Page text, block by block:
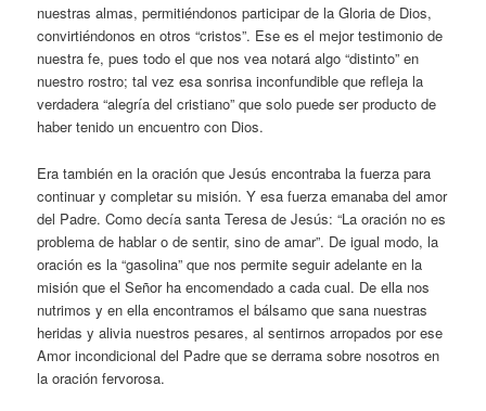
nuestras almas, permitiéndonos participar de la Gloria de Dios,
convirtiéndonos en otros “cristos”. Ese es el mejor testimonio de
nuestra fe, pues todo el que nos vea notará algo “distinto” en
nuestro rostro; tal vez esa sonrisa inconfundible que refleja la
verdadera “alegría del cristiano” que solo puede ser producto de
haber tenido un encuentro con Dios.
Era también en la oración que Jesús encontraba la fuerza para
continuar y completar su misión. Y esa fuerza emanaba del amor
del Padre. Como decía santa Teresa de Jesús: “La oración no es
problema de hablar o de sentir, sino de amar”. De igual modo, la
oración es la “gasolina” que nos permite seguir adelante en la
misión que el Señor ha encomendado a cada cual. De ella nos
nutrimos y en ella encontramos el bálsamo que sana nuestras
heridas y alivia nuestros pesares, al sentirnos arropados por ese
Amor incondicional del Padre que se derrama sobre nosotros en
la oración fervorosa.